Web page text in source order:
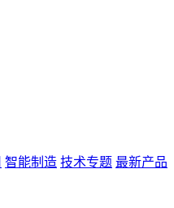
智能制造 技术专题 最新产品